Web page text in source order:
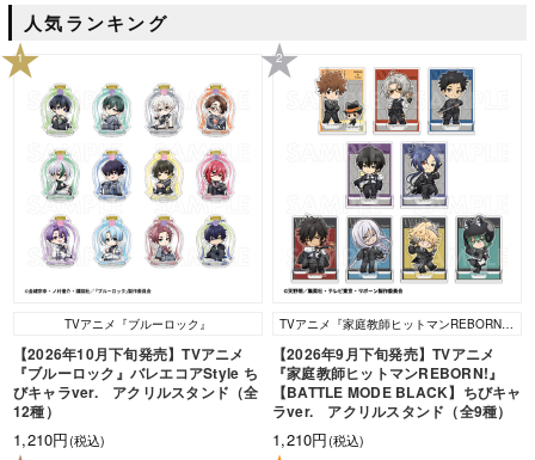
人気ランキング
1
TVアニメ『ブルーロック』
【2026年10月下旬発売】TVアニメ
『ブルーロック』バレエコアStyle ち
びキャラver. アクリルスタンド（全
12種）
1,210円(税込)
2
TVアニメ『家庭教師ヒットマンREBORN!』
【2026年9月下旬発売】TVアニメ
『家庭教師ヒットマンREBORN!』
【BATTLE MODE BLACK】ちびキャ
ラver. アクリルスタンド（全9種）
1,210円(税込)